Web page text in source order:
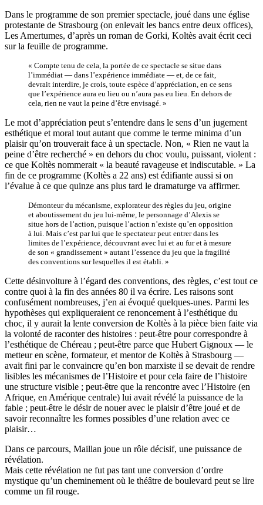
Dans le programme de son premier spectacle, joué dans une église
protestante de Strasbourg (on enlevait les bancs entre deux offices),
Les Amertumes, d’après un roman de Gorki, Koltès avait écrit ceci
sur la feuille de programme.
« Compte tenu de cela, la portée de ce spectacle se situe dans
l’immédiat — dans l’expérience immédiate — et, de ce fait,
devrait interdire, je crois, toute espèce d’appréciation, en ce sens
que l’expérience aura eu lieu ou n’aura pas eu lieu. En dehors de
cela, rien ne vaut la peine d’être envisagé. »
Le mot d’appréciation peut s’entendre dans le sens d’un jugement
esthétique et moral tout autant que comme le terme minima d’un
plaisir qu’on trouverait face à un spectacle. Non, « Rien ne vaut la
peine d’être recherché » en dehors du choc voulu, puissant, violent :
ce que Koltès nommerait « la beauté ravageuse et indiscutable. » La
fin de ce programme (Koltès a 22 ans) est édifiante aussi si on
l’évalue à ce que quinze ans plus tard le dramaturge va affirmer.
Démonteur du mécanisme, explorateur des règles du jeu, origine
et aboutissement du jeu lui-même, le personnage d’Alexis se
situe hors de l’action, puisque l’action n’existe qu’en opposition
à lui. Mais c’est par lui que le spectateur peut entrer dans les
limites de l’expérience, découvrant avec lui et au fur et à mesure
de son « grandissement » autant l’essence du jeu que la fragilité
des conventions sur lesquelles il est établi. »
Cette désinvolture à l’égard des conventions, des règles, c’est tout ce
contre quoi à la fin des années 80 il va écrire. Les raisons sont
confusément nombreuses, j’en ai évoqué quelques-unes. Parmi les
hypothèses qui expliqueraient ce renoncement à l’esthétique du
choc, il y aurait la lente conversion de Koltès à la pièce bien faite via
la volonté de raconter des histoires : peut-être pour correspondre à
l’esthétique de Chéreau ; peut-être parce que Hubert Gignoux — le
metteur en scène, formateur, et mentor de Koltès à Strasbourg —
avait fini par le convaincre qu’en bon marxiste il se devait de rendre
lisibles les mécanismes de l’Histoire et pour cela faire de l’histoire
une structure visible ; peut-être que la rencontre avec l’Histoire (en
Afrique, en Amérique centrale) lui avait révélé la puissance de la
fable ; peut-être le désir de nouer avec le plaisir d’être joué et de
savoir reconnaître les formes possibles d’une relation avec ce
plaisir…
Dans ce parcours, Maillan joue un rôle décisif, une puissance de
révélation.
Mais cette révélation ne fut pas tant une conversion d’ordre
mystique qu’un cheminement où le théâtre de boulevard peut se lire
comme un fil rouge.